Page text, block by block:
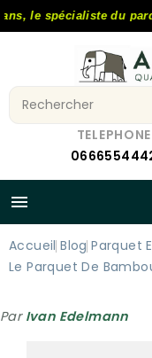
le spécialiste du
TELEPHONE

Accueil Blog Parquet
Le Parquet De
Par Ivan Edelmann